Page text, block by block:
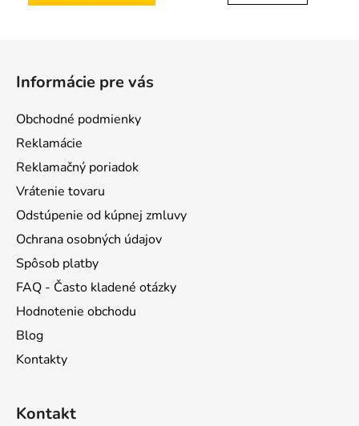
Informácie pre vás
Obchodné podmienky
Reklamácie
Reklamačný poriadok
Vrátenie tovaru
Odstúpenie od kúpnej zmluvy
Ochrana osobných údajov
Spôsob platby
FAQ - Často kladené otázky
Hodnotenie obchodu
Blog
Kontakty
Kontakt